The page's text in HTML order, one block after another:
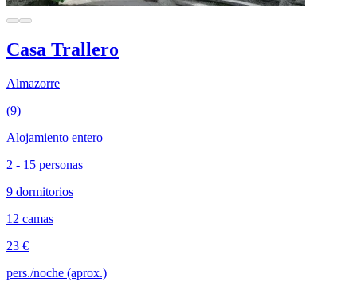
Casa Trallero
Almazorre
(9)
Alojamiento entero
2 - 15 personas
9 dormitorios
12 camas
23 €
pers./noche (aprox.)